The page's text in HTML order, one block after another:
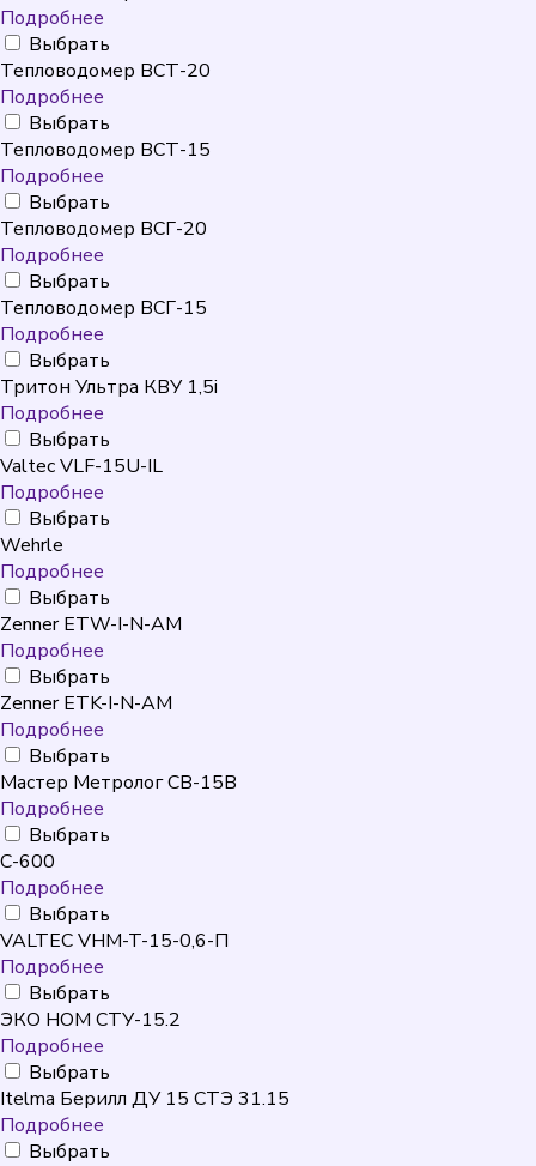
Подробнее
Выбрать
Тепловодомер ВСТ-20
Подробнее
Выбрать
Тепловодомер ВСТ-15
Подробнее
Выбрать
Тепловодомер ВСГ-20
Подробнее
Выбрать
Тепловодомер ВСГ-15
Подробнее
Выбрать
Тритон Ультра КВУ 1,5i
Подробнее
Выбрать
Valtec VLF-15U-IL
Подробнее
Выбрать
Wehrle
Подробнее
Выбрать
Zenner ETW-I-N-AM
Подробнее
Выбрать
Zenner ETK-I-N-AM
Подробнее
Выбрать
Мастер Метролог СВ-15В
Подробнее
Выбрать
C-600
Подробнее
Выбрать
VALTEC VHM-T-15-0,6-П
Подробнее
Выбрать
ЭКО НОМ СТУ-15.2
Подробнее
Выбрать
Itelma Берилл ДУ 15 СТЭ 31.15
Подробнее
Выбрать